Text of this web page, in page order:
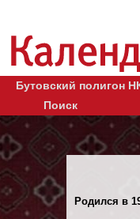
Бутовский полигон
Поиск
Родился в